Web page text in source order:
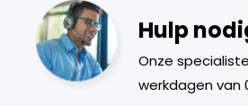
Hulp
Onze
werkdagen van